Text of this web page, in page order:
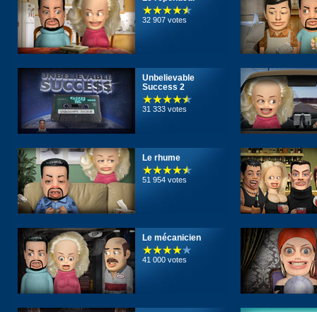
32 907 votes
Unbelievable
Success 2
31 333 votes
Le rhume
51 954 votes
Le mécanicien
41 000 votes